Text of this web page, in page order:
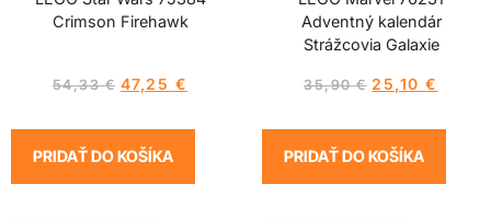
Crimson Firehawk
54,33€ 47,25 €
PRIDAŤ DO KOŠÍKA
Adventný kalendár
Strážcovia Galaxie
35,90€ 25,10€
PRIDAŤ DO KOŠÍKA